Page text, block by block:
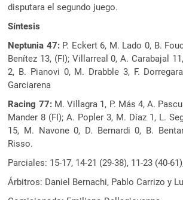
disputara el segundo juego.
Síntesis
Neptunia 47:P. Eckert 6, M. Lado 0, B.
Benítez 13, (FI); Villarreal 0, A. Carabajal
2, B. Pianovi 0, M. Drabble 3, F.
Garciarena
Racing 77:M. Villagra 1, P. Más 4, A.
Mander 8 (FI); A. Popler 3, M. Díaz 1, L.
15, M. Navone 0, D. Bernardi 0, B.
Risso.
Parciales: 15-17, 14-21 (29-38), 11-23 (40-
Árbitros: Daniel Bernachi, Pablo Carrizo y